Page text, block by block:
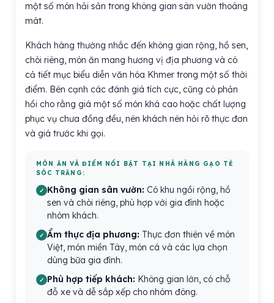
một số món hải sản trong không gian sân vườn thoáng
mát.
Khách hàng thường nhắc đến không gian rộng, hồ sen,
chòi riêng, món ăn mang hương vị địa phương và có
cả tiết mục biểu diễn văn hóa Khmer trong một số thời
điểm. Bên cạnh các đánh giá tích cực, cũng có phản
hồi cho rằng giá một số món khá cao hoặc chất lượng
phục vụ chưa đồng đều, nên khách nên hỏi rõ thực đơn
và giá trước khi gọi.
MÓN ĂN VÀ ĐIỂM NỔI BẬT TẠI NHÀ HÀNG GẠO TẺ
SÓC TRĂNG:
Không gian sân vườn: Có khu ngồi rộng, hồ
sen và chòi riêng, phù hợp với gia đình hoặc
nhóm khách.
Ẩm thực địa phương: Thực đơn thiên về món
Việt, món miền Tây, món cá và các lựa chọn
dùng bữa gia đình.
Phù hợp tiếp khách: Không gian lớn, có chỗ
đỗ xe và dễ sắp xếp cho nhóm đông.